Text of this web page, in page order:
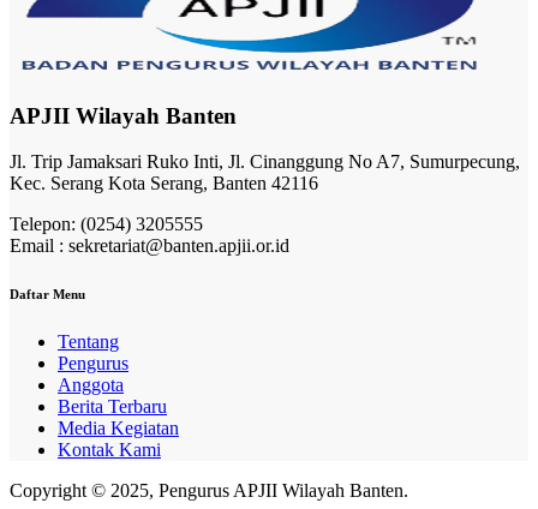
APJII Wilayah Banten
Jl. Trip Jamaksari Ruko Inti, Jl. Cinanggung No A7, Sumurpecung,
Kec. Serang Kota Serang, Banten 42116
Telepon: (0254) 3205555
Email : sekretariat@banten.apjii.or.id
Daftar Menu
Tentang
Pengurus
Anggota
Berita Terbaru
Media Kegiatan
Kontak Kami
Copyright © 2025, Pengurus APJII Wilayah Banten.